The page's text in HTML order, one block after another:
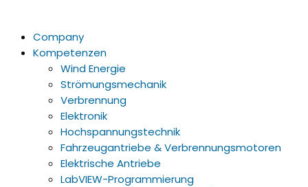
Company
Kompetenzen
Wind Energie
Strömungsmechanik
Verbrennung
Elektronik
Hochspannungstechnik
Fahrzeugantriebe & Verbrennungsmotoren
Elektrische Antriebe
LabVIEW-Programmierung